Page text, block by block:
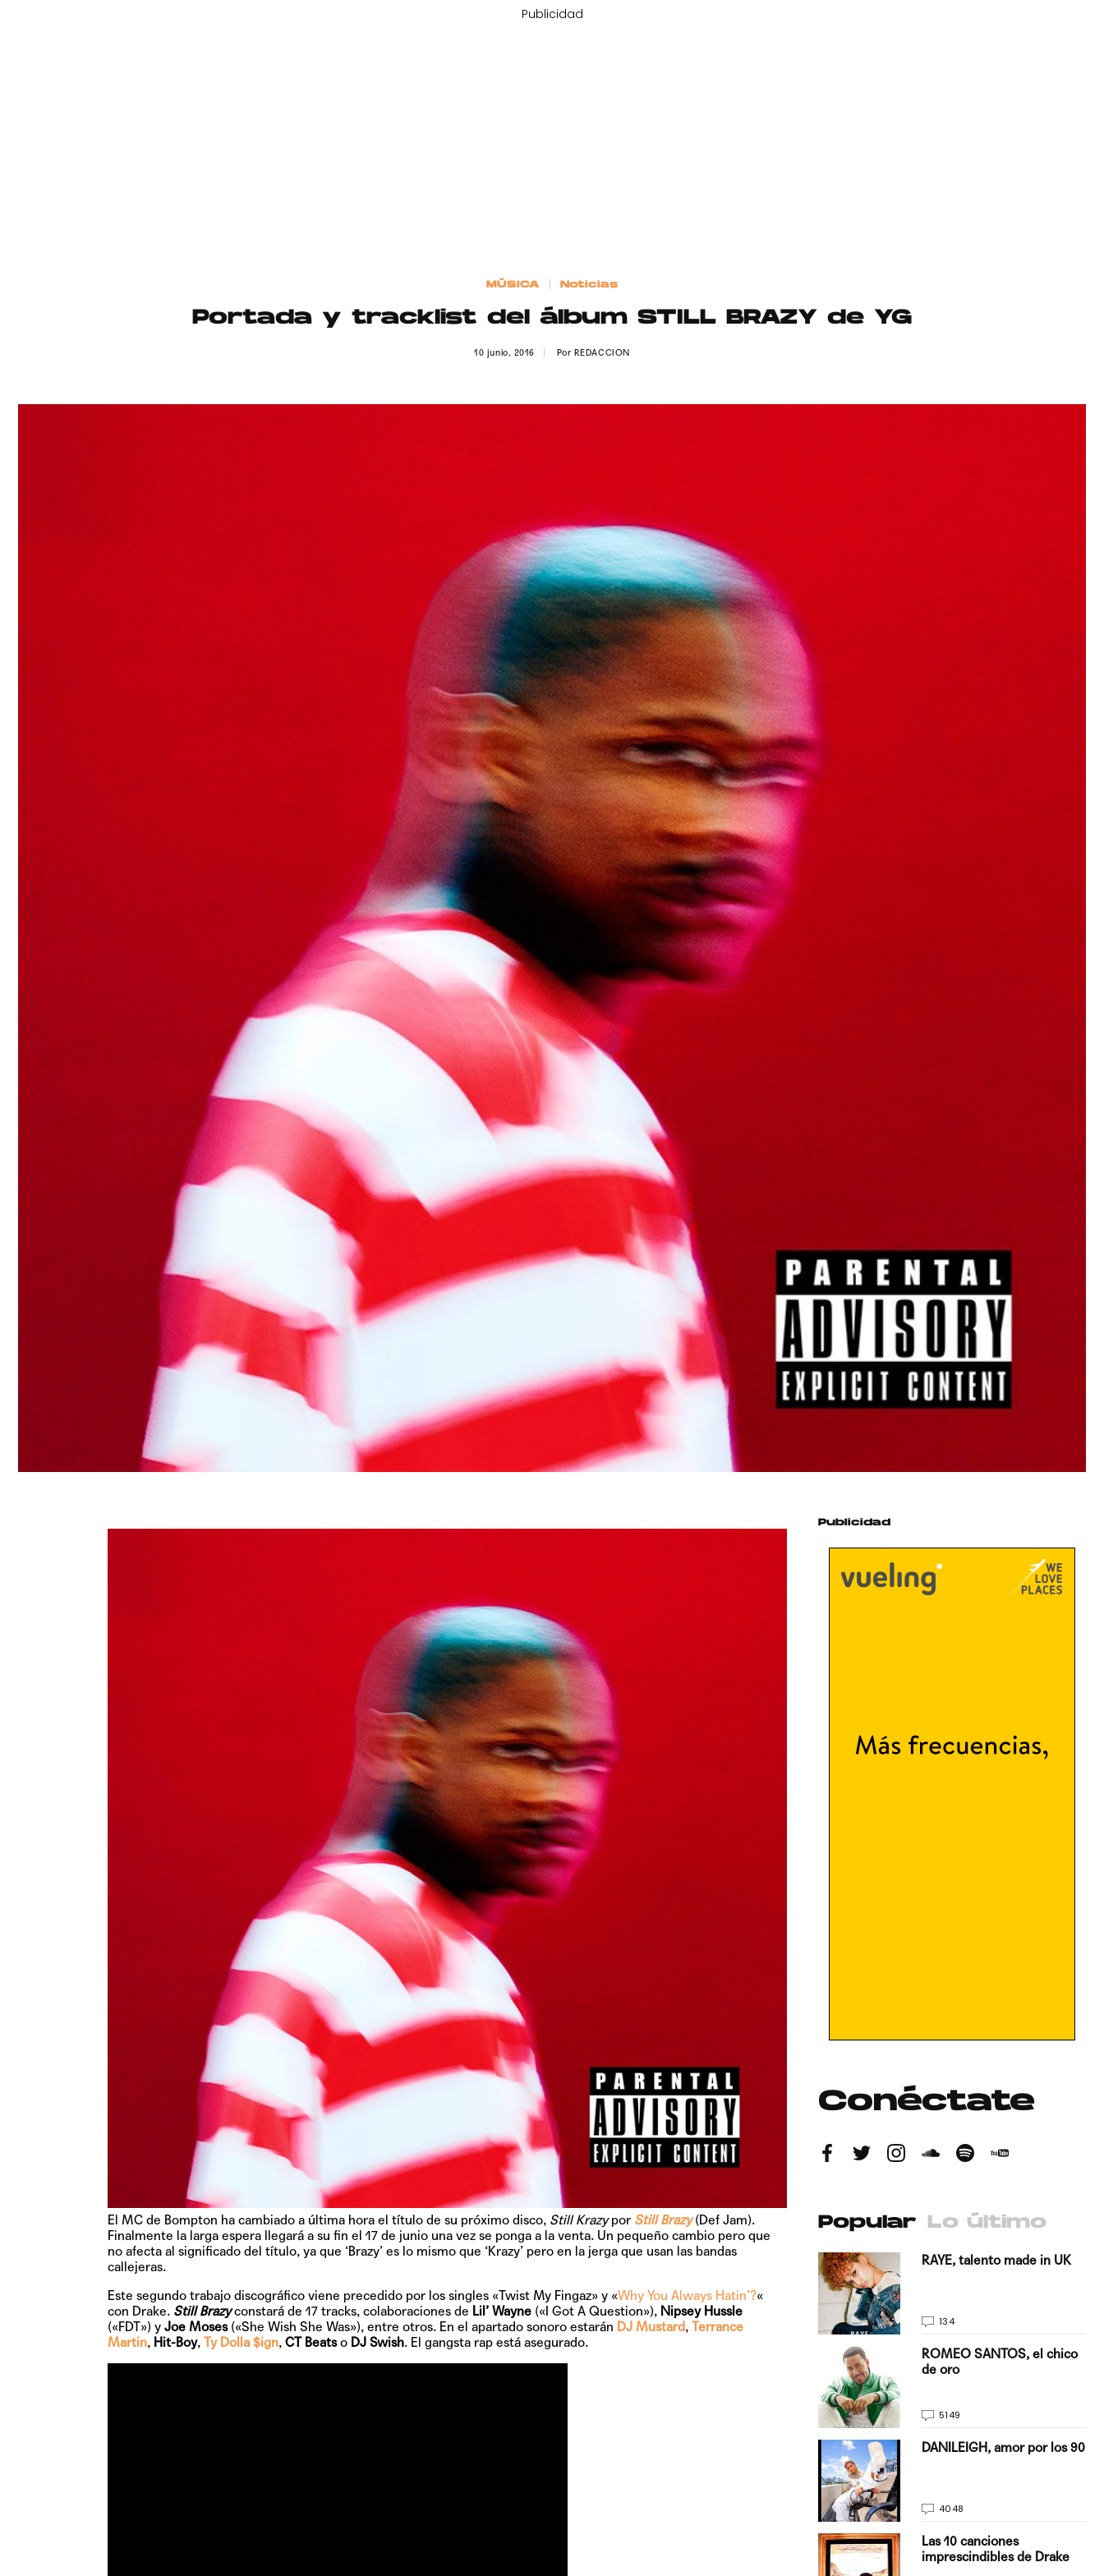
Publicidad
MÚSICA Noticias
Portada y tracklist del álbum STILL BRAZY de YG
10 junio, 2016 Por REDACCION
El MC de Bompton ha cambiado a última hora el título de su próximo disco,Still Krazypor Still Brazy(Def Jam).
Finalmente la larga espera llegará a su fin el 17 de juniouna vez se ponga a la venta. Un pequeño cambio pero que
no afecta al significado del título, ya que ‘Brazy’ es lo mismo que ‘Krazy’ pero en la jerga que usan las bandas
callejeras.
Este segundo trabajo discográfico viene precedido por los singles«Twist My Fingaz» y «Why You Always Hatin’?«
con Drake.Still Brazyconstará de 17 tracks, colaboraciones de Lil’ Wayne(«I Got A Question»), Nipsey Hussle
(«FDT») y Joe Moses(«She Wish She Was»), entre otros. En el apartado sonoro estarán DJ Mustard, Terrance
Martin, Hit-Boy, Ty Dolla $ign, CT Beatso DJ Swish. El gangsta rap está asegurado.
Publicidad
Conéctate
Popular Lo último
TAINY, adelantado a su
RAYE, talento made in UK
134
ROMEO SANTOS, el chico
de oro
5149
DANILEIGH, amor por los 90
4048
Las 10 canciones
imprescindibles de Drake